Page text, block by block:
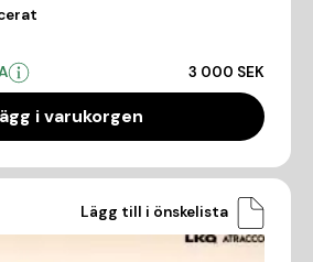
3 000 SEK
i varukorgen
Lägg till i önskelista